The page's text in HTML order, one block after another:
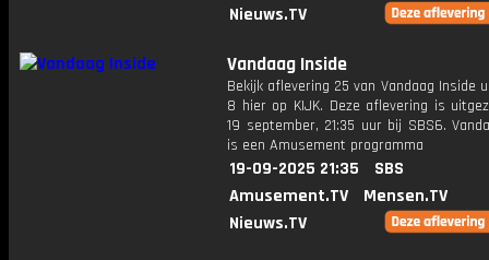
Nieuws.TV
Vandaag Inside
Bekijk aflevering 25 van Vandaag Inside
8 hier op KIJK. Deze aflevering is
19 september, 21:35 uur bij SBS6.
is een Amusement programma
19-09-2025 21:35
SBS
Amusement.TV
Mensen.TV
Nieuws.TV